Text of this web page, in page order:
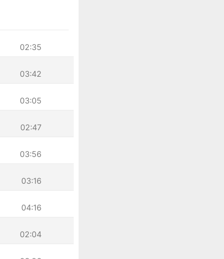
02:35
03:42
03:05
02:47
03:56
03:16
04:16
02:04